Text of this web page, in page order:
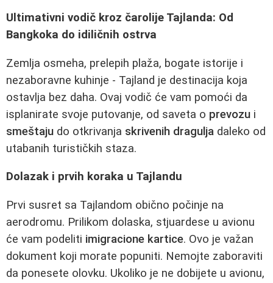
Ultimativni vodič kroz čarolije Tajlanda: Od
Bangkoka do idiličnih ostrva
Zemlja osmeha, prelepih plaža, bogate istorije i
nezaboravne kuhinje - Tajland je destinacija koja
ostavlja bez daha. Ovaj vodič će vam pomoći da
isplanirate svoje putovanje, od saveta o prevozu i
smeštaju do otkrivanja skrivenih dragulja daleko od
utabanih turističkih staza.
Dolazak i prvih koraka u Tajlandu
Prvi susret sa Tajlandom obično počinje na
aerodromu. Prilikom dolaska, stjuardese u avionu
će vam podeliti imigracione kartice. Ovo je važan
dokument koji morate popuniti. Nemojte zaboraviti
da ponesete olovku. Ukoliko je ne dobijete u avionu,